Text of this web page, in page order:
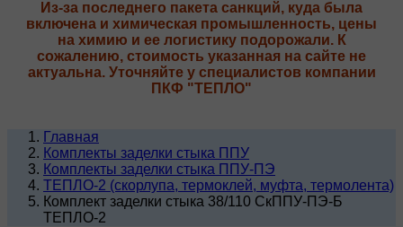
Из-за последнего пакета санкций, куда была
включена и химическая промышленность, цены
на химию и ее логистику подорожали. К
сожалению, стоимость указанная на сайте не
актуальна. Уточняйте у специалистов компании
ПКФ "ТЕПЛО"
Главная
Комплекты заделки стыка ППУ
Комплекты заделки стыка ППУ-ПЭ
ТЕПЛО-2 (скорлупа, термоклей, муфта, термолента)
Комплект заделки стыка 38/110 СкППУ-ПЭ-Б
ТЕПЛО-2